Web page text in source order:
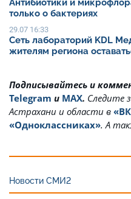
Антибиотики и
только о бактериях
29.07 16:33
Сеть лабораторий KDL
жителям региона
Подписывайтесь и
Telegram и MAX. Cледите
Астрахани и области в
«Одноклассниках». А
Новости СМИ2